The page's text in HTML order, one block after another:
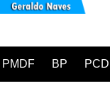
PMDF BP